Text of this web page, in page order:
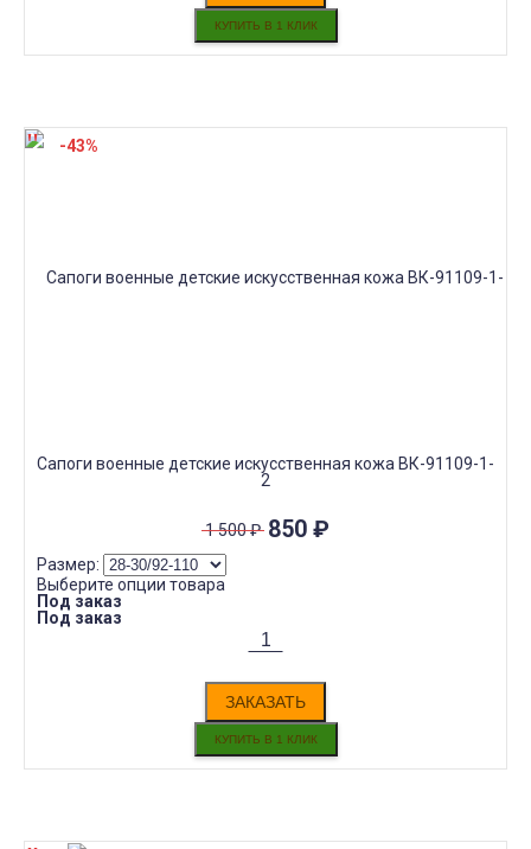
Сапоги военные детские искусственная кожа ВК-91109-1-
2
1 500₽ 850 ₽
Размер:
Выберите опции товара
Под заказ
Под заказ
ЗАКАЗАТЬ
-43%